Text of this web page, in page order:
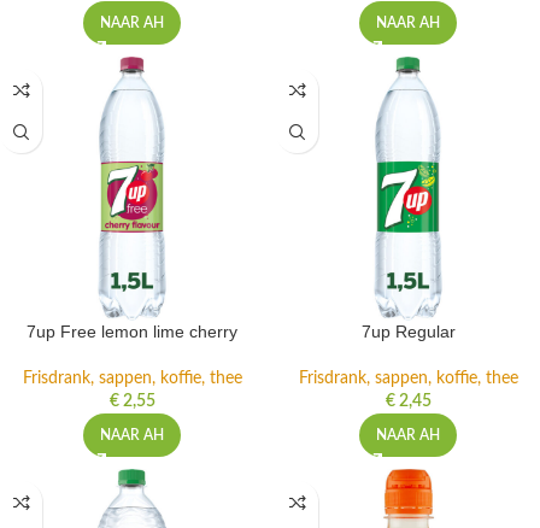
NAAR AH NAAR AH
7up Free lemon lime cherry
Frisdrank, sappen, koffie, thee
€2,55
NAAR AH
7up Regular
Frisdrank, sappen, koffie, thee
€2,45
NAAR AH